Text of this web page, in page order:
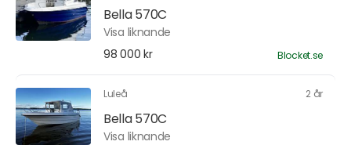
Bella 570C
Visa liknande
98 000 kr
Blocket.se
Luleå 2 år
Bella 570C
Visa liknande